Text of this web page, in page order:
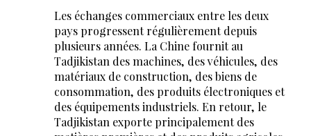
Les échanges commerciaux entre les deux
pays progressent régulièrement depuis
plusieurs années. La Chine fournit au
Tadjikistan des machines, des véhicules, des
matériaux de construction, des biens de
consommation, des produits électroniques et
des équipements industriels. En retour, le
Tadjikistan exporte principalement des